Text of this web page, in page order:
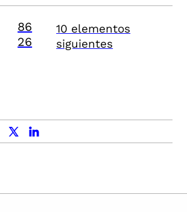
86
26
10 elementos
siguientes
x.com linkedin